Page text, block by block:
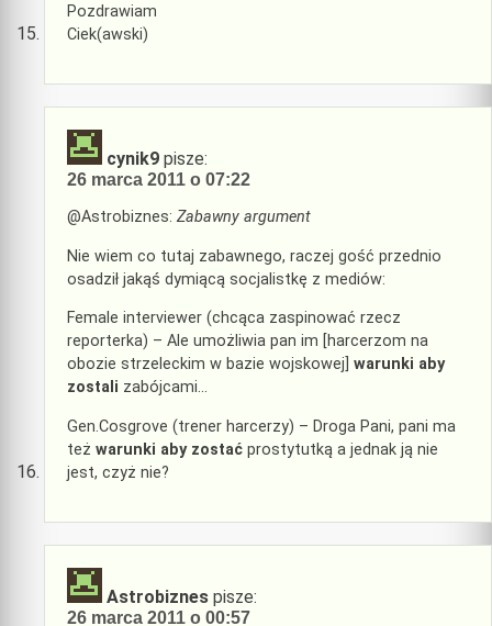
Pozdrawiam
Ciek(awski)
cynik9 pisze:
26 marca 2011 o 07:22
@Astrobiznes: Zabawny argument
Nie wiem co tutaj zabawnego, raczej gość przednio
osadził jakąś dymiącą socjalistkę z mediów:
Female interviewer (chcąca zaspinować rzecz
reporterka) – Ale umożliwia pan im [harcerzom na
obozie strzeleckim w bazie wojskowej] warunki aby
zostali zabójcami…
Gen.Cosgrove (trener harcerzy) – Droga Pani, pani ma
też warunki aby zostać prostytutką a jednak ją nie
jest, czyż nie?
Astrobiznes pisze:
26 marca 2011 o 00:57